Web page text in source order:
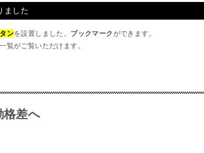
ました
ンを設置しました。 ブックマーク ができます。
覧がご覧いただけます。
格差へ